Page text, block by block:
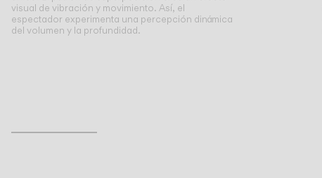
visual de vibración y movimiento. Así, el
espectador experimenta una percepción dinámica
del volumen y la profundidad.
Inspirational Book